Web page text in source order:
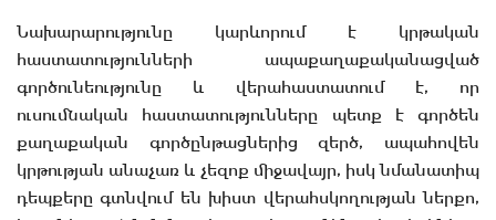
Նախարարությունը կարևորում է կրթական
հաստատությունների ապաքաղաքականացված
գործունեությունը և վերահաստատում է, որ
ուսումնական հաստատությունները պետք է գործեն
քաղաքական գործընթացներից զերծ, ապահովեն
կրթության անաչառ և չեզոք միջավայր, իսկ նմանատիպ
դեպքերը գտնվում են խիստ վերահսկողության ներքո,